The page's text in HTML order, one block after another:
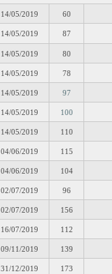
14/05/2019 60
14/05/2019 87
14/05/2019 80
14/05/2019 78
14/05/2019 97
14/05/2019 100
14/05/2019 110
04/06/2019 115
04/06/2019 104
02/07/2019 96
02/07/2019 156
16/07/2019 112
09/11/2019 139
31/12/2019 173